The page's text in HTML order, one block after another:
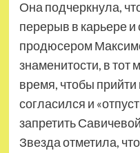
Она подчеркнула,
перерыв в карьере и
продюсером
знаменитости, в
время, чтобы
согласился и
запретить
Звезда отметила,